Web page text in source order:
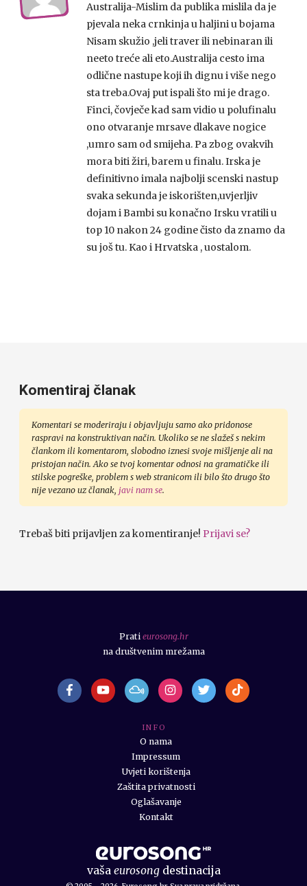
Australija-Mislim da publika mislila da je
pjevala neka crnkinja u haljini u bojama
Nisam skužio ,jeli traver ili nebinaran ili
neeto treće ali eto.Australija cesto ima
odlične nastupe koji ih dignu i više nego
sta treba.Ovaj put ispali što mi je drago.
Finci, čovječe kad sam vidio u polufinalu
ono otvaranje mrsave dlakave nogice
,umro sam od smijeha. Pa zbog ovakvih
mora biti žiri, barem u finalu. Irska je
definitivno imala najbolji scenski nastup
svaka sekunda je iskorišten,uvjerljiv
dojam i Bambi su konačno Irsku vratili u
top 10 nakon 24 godine čisto da znamo da
su još tu. Kao i Hrvatska , uostalom.
Komentiraj članak
Komentari se moderiraju i objavljuju samo ako pridonose
raspravi na konstruktivan način. Ukoliko se ne slažeš s nekim
člankom ili komentarom, slobodno iznesi svoje mišljenje ali na
pristojan način. Ako se tvoj komentar odnosi na gramatičke ili
stilske pogreške, problem s web stranicom ili bilo što drugo što
nije vezano uz članak, javi nam se.
Trebaš biti prijavljen za komentiranje! Prijavi se?
vaša eurosongdestinacija
I N F O
O nama
Impressum
Uvjeti korištenja
Zaštita privatnosti
Oglašavanje
Kontakt
Prati eurosong.hr
na društvenim mrežama